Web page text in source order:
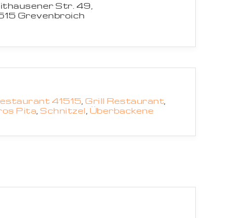
Str. 49,
Grevenbroich
41515, Grill Restaurant,
Pita, Schnitzel, Überbackene